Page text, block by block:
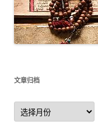
文章归档
文
章
归